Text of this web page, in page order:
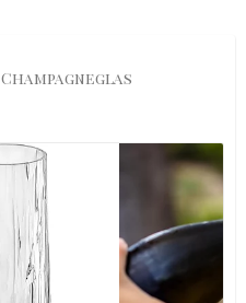
Champagneglas